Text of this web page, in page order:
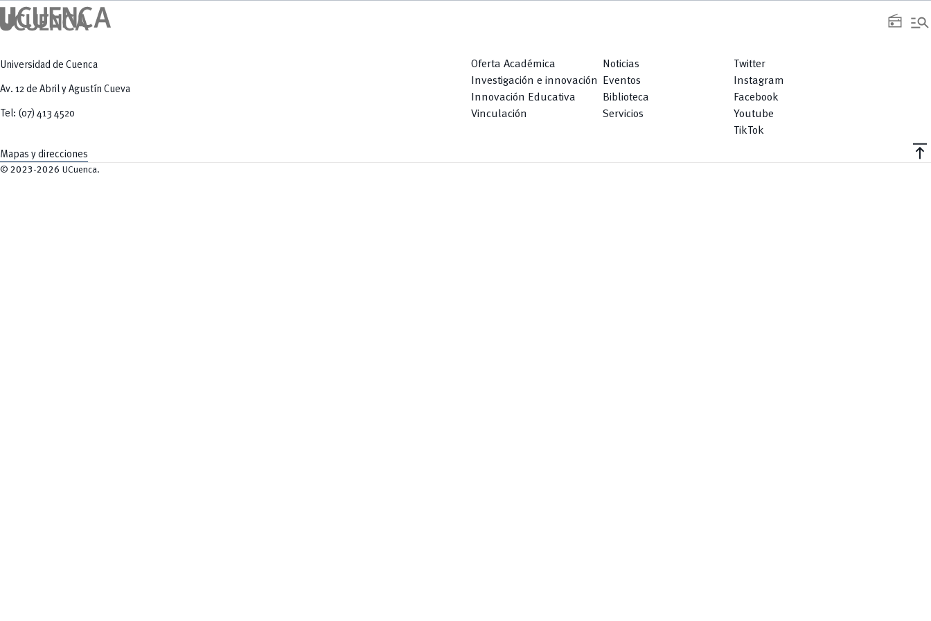
radio manage_search
Universidad de Cuenca
Av. 12 de Abril y Agustín Cueva
Tel: (07) 413 4520
Mapas y direcciones
Oferta Académica
Investigación e innovación
Innovación Educativa
Vinculación
Noticias
Eventos
Biblioteca
Servicios
Twitter
Instagram
Facebook
Youtube
TikTok
vertical_align_top
© 2023-2026 UCuenca.